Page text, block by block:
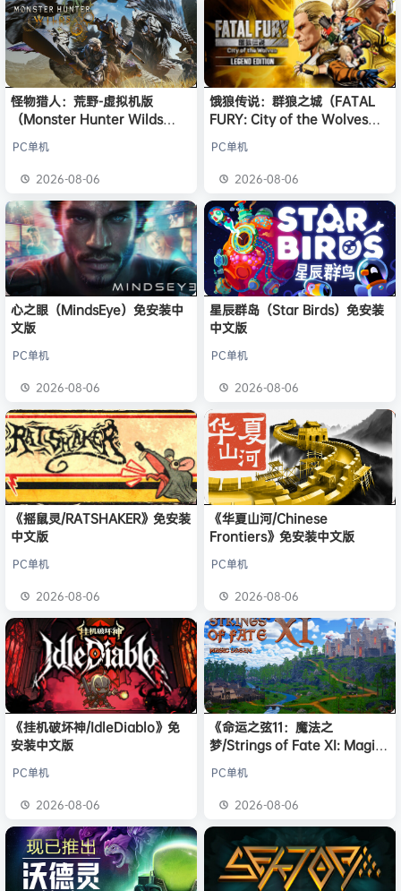
怪物猎人：荒野-虚拟机版
（Monster Hunter Wilds
PC单机
2026-08-06
饿狼传说：群狼之城（FATAL
FURY: City of the Wolves）
PC单机
2026-08-06
心之眼（MindsEye）免安装中
文版
PC单机
2026-08-06
星辰群岛（Star Birds）免安装
中文版
PC单机
2026-08-06
《摇鼠灵/RATSHAKER》免安装
中文版
PC单机
2026-08-06
《华夏山河/Chinese
Frontiers》免安装中文版
PC单机
2026-08-06
《挂机破坏神/IdleDiablo》免
安装中文版
PC单机
2026-08-06
《命运之弦11：魔法之
梦/Strings of Fate XI: Magic
PC单机
2026-08-06